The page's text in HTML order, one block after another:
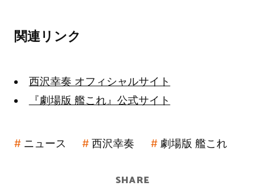
関連リンク
西沢幸奏 オフィシャルサイト
『劇場版 艦これ』公式サイト
ニュース 西沢幸奏 劇場版 艦これ
SHARE